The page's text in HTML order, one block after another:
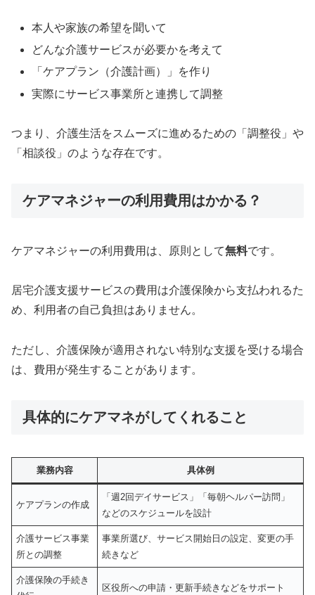
本人や家族の希望を聞いて
どんな介護サービスが必要かを考えて
「ケアプラン（介護計画）」を作り
実際にサービス事業所と連携して調整
つまり、介護生活をスムーズに進めるための「調整役」や
「相談役」のような存在です。
ケアマネジャーの利用費用はかかる？
ケアマネジャーの利用費用は、原則として無料です。
居宅介護支援サービスの費用は介護保険から支払われるた
め、利用者の自己負担はありません。
ただし、介護保険が適用されない特別な支援を受ける場合
は、費用が発生することがあります。
具体的にケアマネがしてくれること
業務内容 具体例
ケアプランの作成
「週2回デイサービス」「毎朝ヘルパー訪問」
などのスケジュールを設計
介護サービス事業
所との調整
事業所選び、サービス開始日の設定、変更の手
続きなど
介護保険の手続き
区役所への申請・更新手続きなどをサポート